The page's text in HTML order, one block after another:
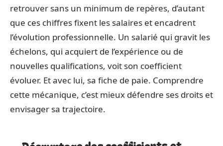
retrouver sans un minimum de repères, d’autant
que ces chiffres fixent les salaires et encadrent
l’évolution professionnelle. Un salarié qui gravit les
échelons, qui acquiert de l’expérience ou de
nouvelles qualifications, voit son coefficient
évoluer. Et avec lui, sa fiche de paie. Comprendre
cette mécanique, c’est mieux défendre ses droits et
envisager sa trajectoire.